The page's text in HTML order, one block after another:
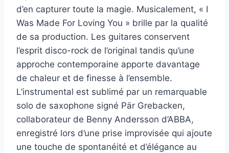
d’en capturer toute la magie. Musicalement, « I
Was Made For Loving You » brille par la qualité
de sa production. Les guitares conservent
l’esprit disco-rock de l’original tandis qu’une
approche contemporaine apporte davantage
de chaleur et de finesse à l’ensemble.
L’instrumental est sublimé par un remarquable
solo de saxophone signé Pär Grebacken,
collaborateur de Benny Andersson d’ABBA,
enregistré lors d’une prise improvisée qui ajoute
une touche de spontanéité et d’élégance au